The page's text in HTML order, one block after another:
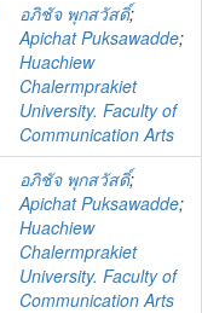
อภิชัจ พุกสวัสดิ์;
Apichat Puksawadde;
Huachiew
Chalermprakiet
University. Faculty of
Communication Arts
อภิชัจ พุกสวัสดิ์;
Apichat Puksawadde;
Huachiew
Chalermprakiet
University. Faculty of
Communication Arts